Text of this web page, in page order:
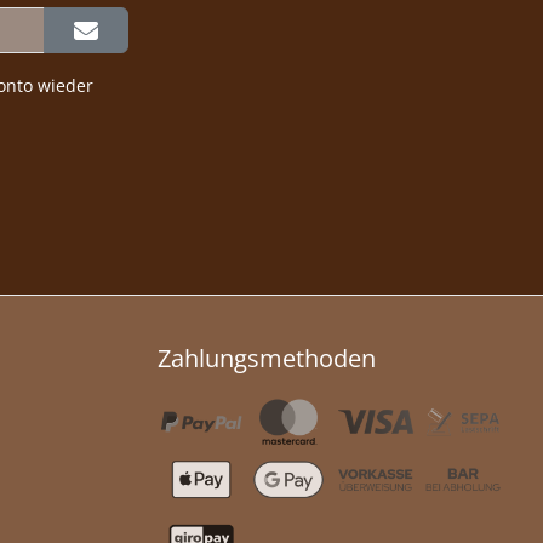
wieder
Zahlungsmethoden